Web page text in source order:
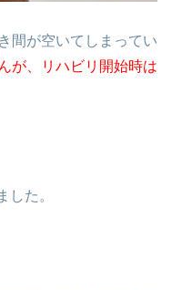
間が空いてしまってい
が、リハビリ開始時は
した。